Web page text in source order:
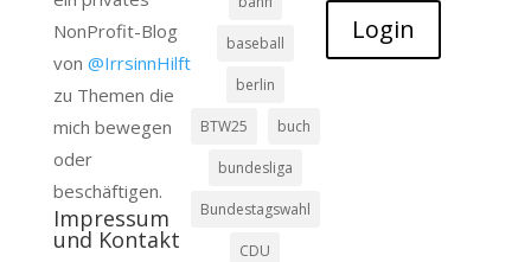
NonProfit-Blog
von @IrrsinnHilft
zu Themen die
mich bewegen
oder
beschäftigen.
Impressum
und Kontakt
baseball
berlin
BTW25 buch
bundesliga
Bundestagswahl
CDU
Login